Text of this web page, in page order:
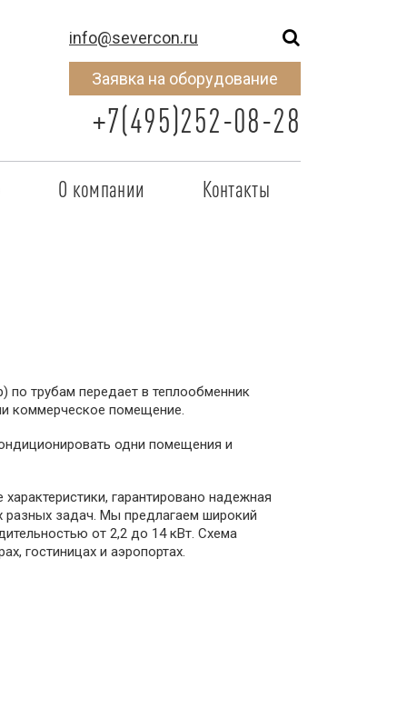
info@severcon.ru
Заявка на оборудование
+7(495)252-08-28
О компании Контакты
трубам передает в теплообменник
коммерческое помещение.
одни помещения и
гарантировано надежная
разных задач. Мы предлагаем широкий
от 2,2 до 14 кВт. Схема
гостиницах и аэропортах.